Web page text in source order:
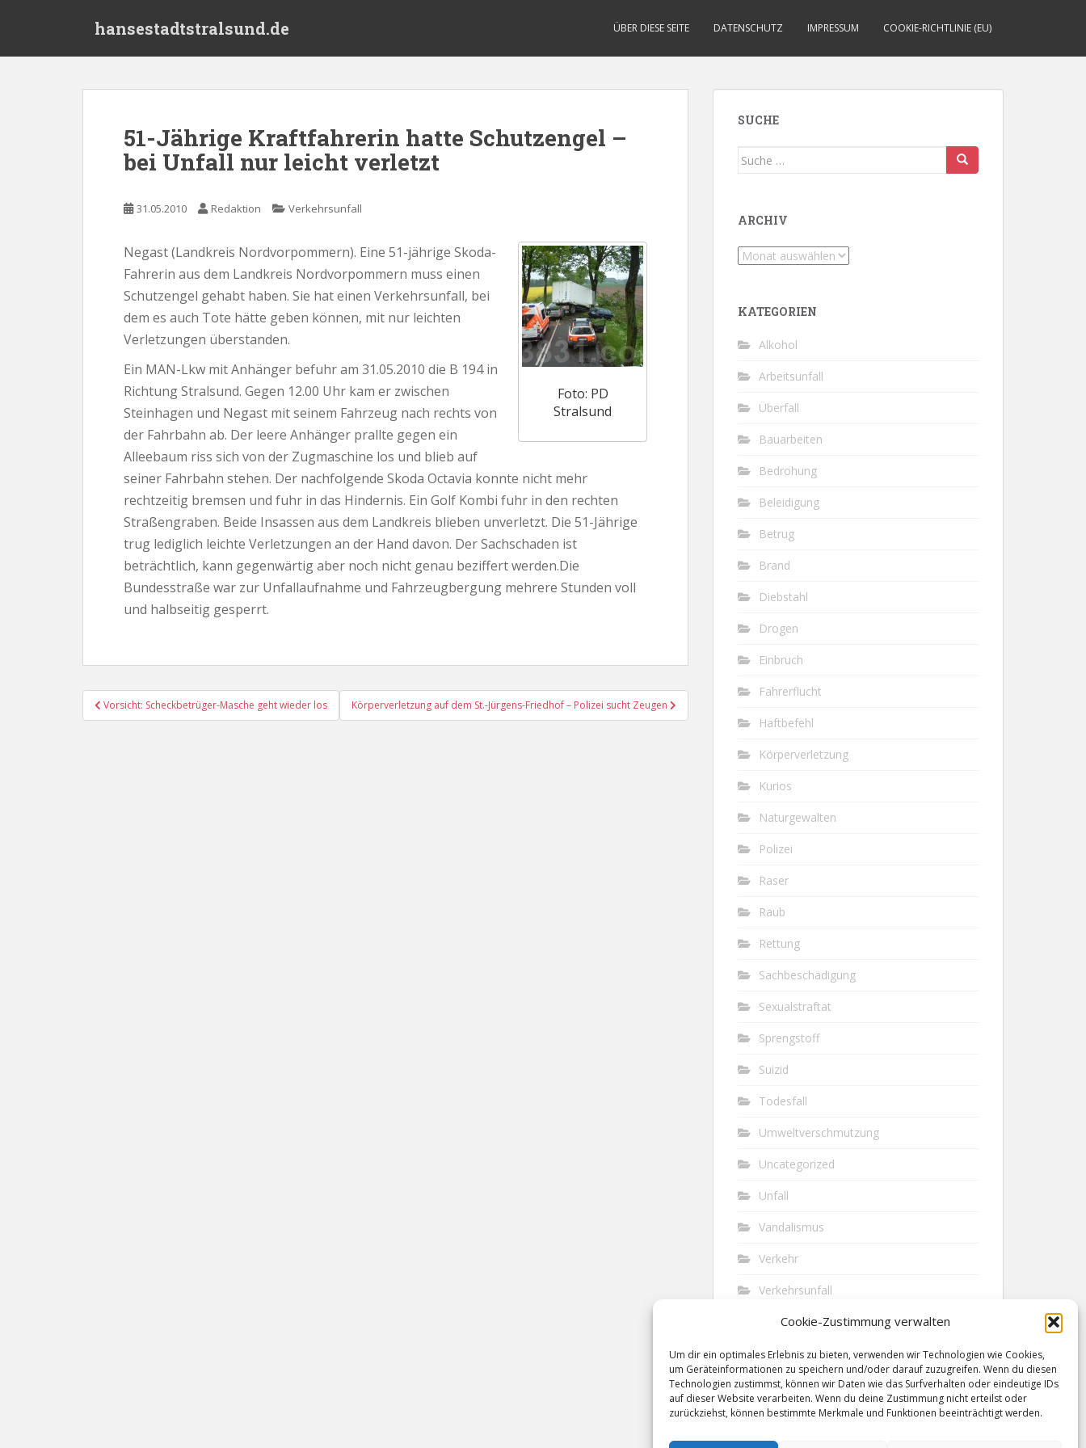
Cookie-Zustimmung verwalten
Um dir ein optimales Erlebnis zu bieten, verwenden wir Technologien wie Cookies,
um Geräteinformationen zu speichern und/oder darauf zuzugreifen. Wenn du diesen
Technologien zustimmst, können wir Daten wie das Surfverhalten oder eindeutige IDs
auf dieser Website verarbeiten. Wenn du deine Zustimmung nicht erteilst oder
zurückziehst, können bestimmte Merkmale und Funktionen beeinträchtigt werden.
hansestadtstralsund.de ÜBER DIESE SEITE DATENSCHUTZ IMPRESSUM COOKIE-RICHTLINIE (EU)
51-Jährige Kraftfahrerin hatte Schutzengel –
bei Unfall nur leicht verletzt
31.05.2010 Redaktion Verkehrsunfall
Foto: PD
Stralsund
Negast (Landkreis Nordvorpommern). Eine 51-jährige Skoda-
Fahrerin aus dem Landkreis Nordvorpommern muss einen
Schutzengel gehabt haben. Sie hat einen Verkehrsunfall, bei
dem es auch Tote hätte geben können, mit nur leichten
Verletzungen überstanden.
Ein MAN-Lkw mit Anhänger befuhr am 31.05.2010 die B 194 in
Richtung Stralsund. Gegen 12.00 Uhr kam er zwischen
Steinhagen und Negast mit seinem Fahrzeug nach rechts von
der Fahrbahn ab. Der leere Anhänger prallte gegen ein
Alleebaum riss sich von der Zugmaschine los und blieb auf
seiner Fahrbahn stehen. Der nachfolgende Skoda Octavia konnte nicht mehr
rechtzeitig bremsen und fuhr in das Hindernis. Ein Golf Kombi fuhr in den rechten
Straßengraben. Beide Insassen aus dem Landkreis blieben unverletzt. Die 51-Jährige
trug lediglich leichte Verletzungen an der Hand davon. Der Sachschaden ist
beträchtlich, kann gegenwärtig aber noch nicht genau beziffert werden.Die
Bundesstraße war zur Unfallaufnahme und Fahrzeugbergung mehrere Stunden voll
und halbseitig gesperrt.
Beitragsnavigation
Vorsicht: Scheckbetrüger-Masche geht wieder los Körperverletzung auf dem St.-Jürgens-Friedhof – Polizei sucht Zeugen
SUCHE
Suche
ARCHIV
Archiv
KATEGORIEN
Alkohol
Arbeitsunfall
Überfall
Bauarbeiten
Bedrohung
Beleidigung
Betrug
Brand
Diebstahl
Drogen
Einbruch
Fahrerflucht
Haftbefehl
Körperverletzung
Kurios
Naturgewalten
Polizei
Raser
Raub
Rettung
Sachbeschädigung
Sexualstraftat
Sprengstoff
Suizid
Todesfall
Umweltverschmutzung
Uncategorized
Unfall
Vandalismus
Verkehr
Verkehrsunfall
Vermisst
Waffen
Wilderei